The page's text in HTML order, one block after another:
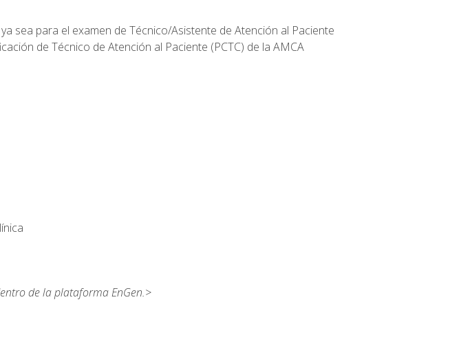
sea para el examen de Técnico/Asistente de Atención al Paciente
de Técnico de Atención al Paciente (PCTC) de la AMCA
de la plataforma EnGen.>